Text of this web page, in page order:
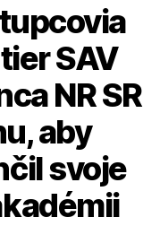
SAV
NR SR
aby
svoje